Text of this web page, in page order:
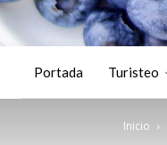
Portada Turisteo
Inicio